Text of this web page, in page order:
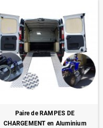
Paire de RAMPES DE
CHARGEMENT en Aluminium